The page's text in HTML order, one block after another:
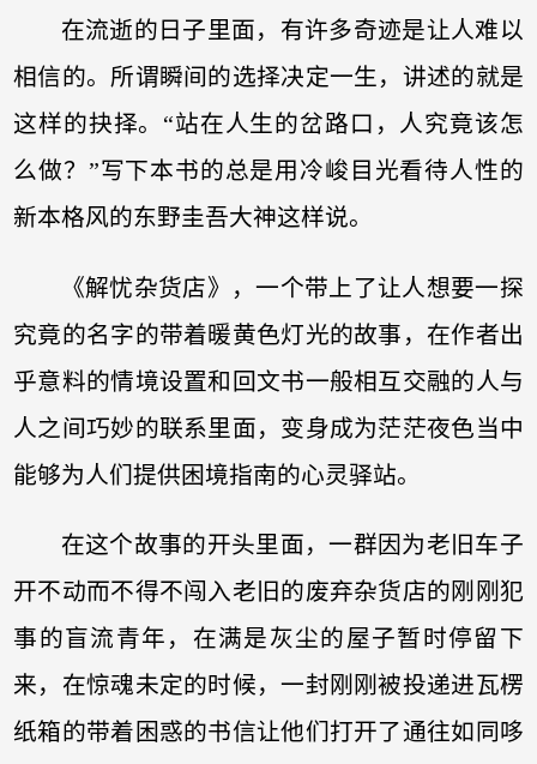
在流逝的日子里面，有许多奇迹是让人难以
相信的。所谓瞬间的选择决定一生，讲述的就是
这样的抉择。“站在人生的岔路口，人究竟该怎
么做？”写下本书的总是用冷峻目光看待人性的
新本格风的东野圭吾大神这样说。
《解忧杂货店》，一个带上了让人想要一探
究竟的名字的带着暖黄色灯光的故事，在作者出
乎意料的情境设置和回文书一般相互交融的人与
人之间巧妙的联系里面，变身成为茫茫夜色当中
能够为人们提供困境指南的心灵驿站。
在这个故事的开头里面，一群因为老旧车子
开不动而不得不闯入老旧的废弃杂货店的刚刚犯
事的盲流青年，在满是灰尘的屋子暂时停留下
来，在惊魂未定的时候，一封刚刚被投递进瓦楞
纸箱的带着困惑的书信让他们打开了通往如同哆